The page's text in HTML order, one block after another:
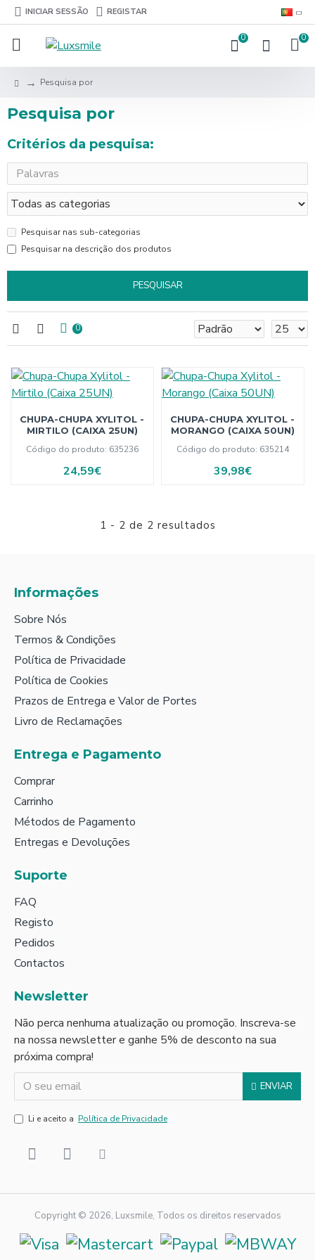
INICIAR SESSÃO REGISTAR
0 0
Pesquisa por
Pesquisa por
Critérios da pesquisa:
Pesquisar nas sub-categorias
Pesquisar na descrição dos produtos
PESQUISAR
0
Código do produto: 635236
CHUPA-CHUPA XYLITOL -
MIRTILO (CAIXA 25UN)
24,59€
Código do produto: 635214
CHUPA-CHUPA XYLITOL -
MORANGO (CAIXA 50UN)
39,98€
1 - 2 de 2 resultados
Informações
Sobre Nós
Termos & Condições
Política de Privacidade
Política de Cookies
Prazos de Entrega e Valor de Portes
Livro de Reclamações
Entrega e Pagamento
Comprar
Carrinho
Métodos de Pagamento
Entregas e Devoluções
Suporte
FAQ
Registo
Pedidos
Contactos
Newsletter
Não perca nenhuma atualização ou promoção. Inscreva-se
na nossa newsletter e ganhe 5% de desconto na sua
próxima compra!
ENVIAR
Li e aceito a Política de Privacidade
Copyright © 2026, Luxsmile, Todos os direitos reservados